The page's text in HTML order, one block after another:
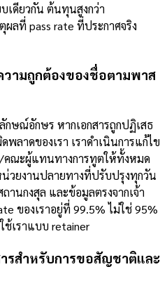
เดียวกัน ต้นทุนสูงกว่า
ลที่ pass rate ที่ประกาศจริง
วามถูกต้องของชื่อตามพาส
กษณ์อักษร หากเอกสารถูกปฏิเสธ
ลาดของเรา เราดำเนินการแก้ไข
คณะผู้แทนทางการทูตให้ทั้งหมด
วยงานปลายทางที่ปรับปรุงทุกวัน
านกงสุล และข้อมูลตรงจากเจ้า
ของเราอยู่ที่ 99.5% ไม่ใช่ 95%
ช้เราแบบ retainer
รสำหรับการขอสัญชาติและ